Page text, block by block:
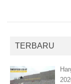
TERBARU